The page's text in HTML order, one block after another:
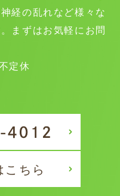
経の乱れなど様々な
まずはお気軽にお問
定休